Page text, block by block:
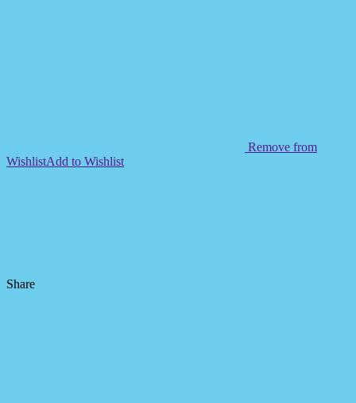
Remove from
WishlistAdd to Wishlist
Share